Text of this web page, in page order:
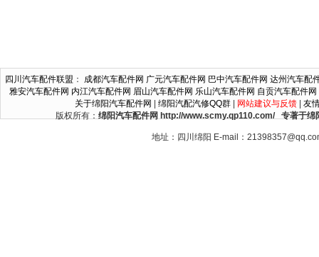
四川汽车配件联盟 ： 成都汽车配件网 广元汽车配件网 巴中汽车配件网 达州汽车配
雅安汽车配件网 内江汽车配件网 眉山汽车配件网 乐山汽车配件网 自贡汽车配件网
关于绵阳汽车配件网
绵阳汽配汽修QQ群| 网站建议与反馈| 友
版权所有： 绵阳汽车配件网 http://www.scmy.qp110.com/ 专著于绵
地址：四川绵阳 E-mail：